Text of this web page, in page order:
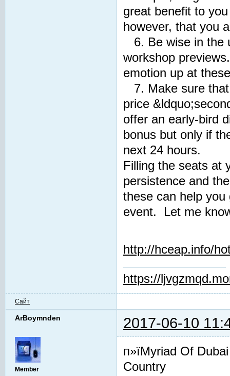
great benefit to
however, that you
6. Be wise in the
workshop
emotion up at
7. Make sure
price
offer an early-bird
bonus but only if
next 24 hours.
Filling the seats at
persistence and
these can help
event. Let me
http://hceap.info/
https://
Сайт
ArBoymnden 2017-06-10
Member
п»їMyriad Of
Country